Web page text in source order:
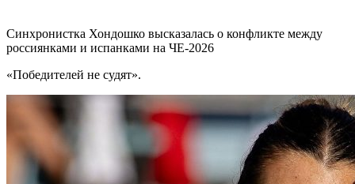
Синхронистка Хондошко высказалась о конфликте между
россиянками и испанками на ЧЕ-2026
«Победителей не судят».